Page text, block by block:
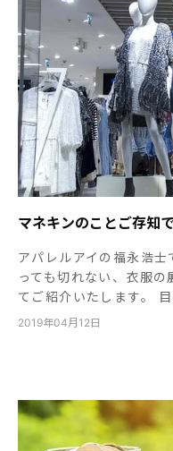
マネキンのことご存知
アパレルアイの福永浩
っても切れない、衣服
てご紹介いたします。
2019年04月12日